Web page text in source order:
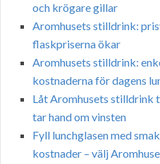
och krögare gillar
Aromhusets stilldrink:
flaskpriserna ökar
Aromhusets stilldrink:
kostnaderna för dagens
Låt Aromhusets stilldrink
tar hand om vinsten
Fyll lunchglasen med
kostnader – välj